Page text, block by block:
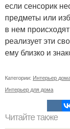
если сенсорик
предметы или
в нем
реализует эти
ему близко и
Категории: Интерьер
Интерьер для дома
Читайте также